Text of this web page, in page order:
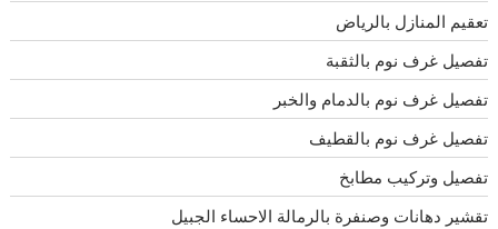
تعقيم المنازل بالرياض
تفصيل غرف نوم بالثقبة
تفصيل غرف نوم بالدمام والخبر
تفصيل غرف نوم بالقطيف
تفصيل وتركيب مطابخ
تقشير دهانات وصنفرة بالرمالة الاحساء الجبيل